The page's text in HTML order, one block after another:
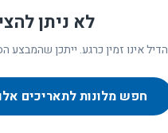
לא ניתן
הדיל אינו זמין כרגע. ייתכן שהמבצע
חפש מלונות לתאריכים